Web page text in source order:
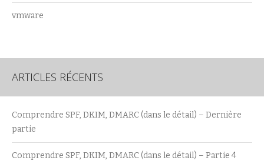
vmware
ARTICLES RÉCENTS
Comprendre SPF, DKIM, DMARC (dans le détail) – Dernière
partie
Comprendre SPF, DKIM, DMARC (dans le détail) – Partie 4